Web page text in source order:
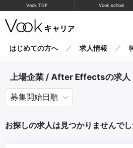
Vook TOP Vook school
はじめての方へ 求人情報
上場企業 / After Effectsの求人
お探しの求人は見つかりませんでし